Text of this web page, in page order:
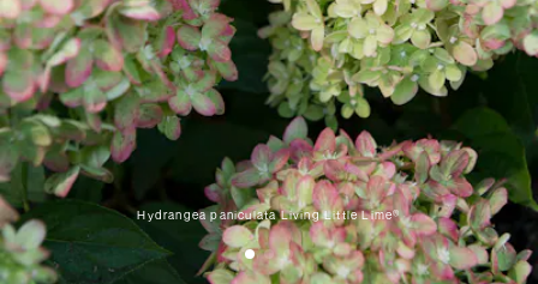
Hydrangea paniculata Living Little Lime®